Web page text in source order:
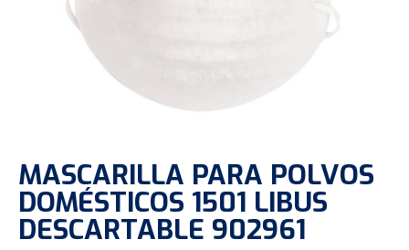
MASCARILLA PARA POLVOS
DOMÉSTICOS 1501 LIBUS
DESCARTABLE 902961